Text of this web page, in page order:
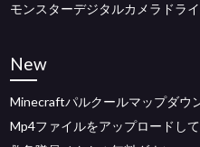
モンスターデジタルカメラドラ
New
Minecraftパルクールマップダウ
Mp4ファイルをアップロードし